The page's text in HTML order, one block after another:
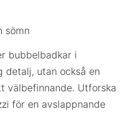
sömn
bubbelbadkar i
detalj, utan också en
välbefinnande. Utforska
för en avslappnande